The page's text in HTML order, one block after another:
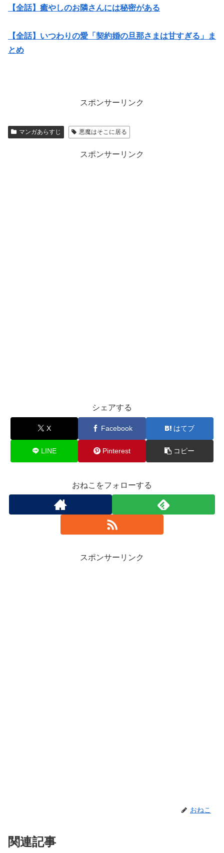
【全話】癒やしのお隣さんには秘密がある
【全話】いつわりの愛「契約婚の旦那さまは甘すぎる」ま
とめ
スポンサーリンク
マンガあらすじ 悪魔はそこに居る
スポンサーリンク
シェアする
X Facebook はてブ
LINE Pinterest コピー
おねこをフォローする
スポンサーリンク
おねこ
関連記事